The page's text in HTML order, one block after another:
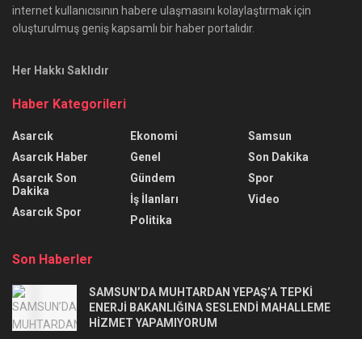
internet kullanıcısının habere ulaşmasını kolaylaştırmak için
oluşturulmuş geniş kapsamlı bir haber portalıdır.
Her Hakkı Saklıdır
Haber Kategorileri
Asarcık
Asarcık Haber
Asarcık Son
Dakika
Asarcık Spor
Ekonomi
Genel
Gündem
İş İlanları
Politika
Samsun
Son Dakika
Spor
Video
Son Haberler
SAMSUN’DA MUHTARDAN YEPAŞ’A TEPKİ
ENERJİ BAKANLIĞINA SESLENDİ MAHALLEME
HİZMET YAPAMIYORUM